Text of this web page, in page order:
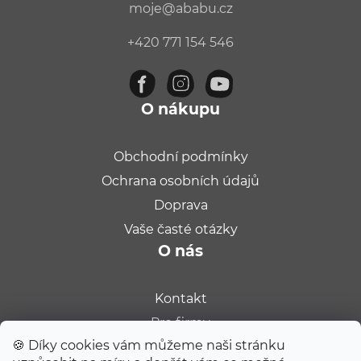
🍪 Díky cookies vám můžeme naši stránku
i
s
u
moje@ababu.cz
+420 771 154 546
O nákupu
Obchodní podmínky
Ochrana osobních údajů
Doprava
Vaše časté otázky
O nás
Kontakt
Pro firmy
Velkoobchod